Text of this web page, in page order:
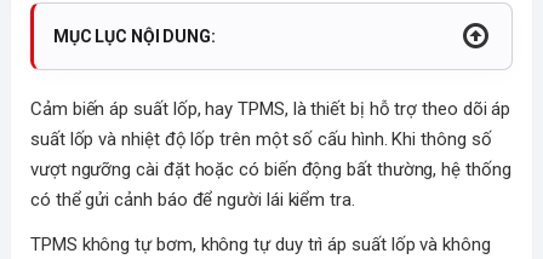
MỤC LỤC NỘI DUNG:
Cảm biến áp suất lốp, hay TPMS, là thiết bị hỗ trợ theo dõi áp
suất lốp và nhiệt độ lốp trên một số cấu hình. Khi thông số
vượt ngưỡng cài đặt hoặc có biến động bất thường, hệ thống
có thể gửi cảnh báo để người lái kiểm tra.
TPMS không tự bơm, không tự duy trì áp suất lốp và không